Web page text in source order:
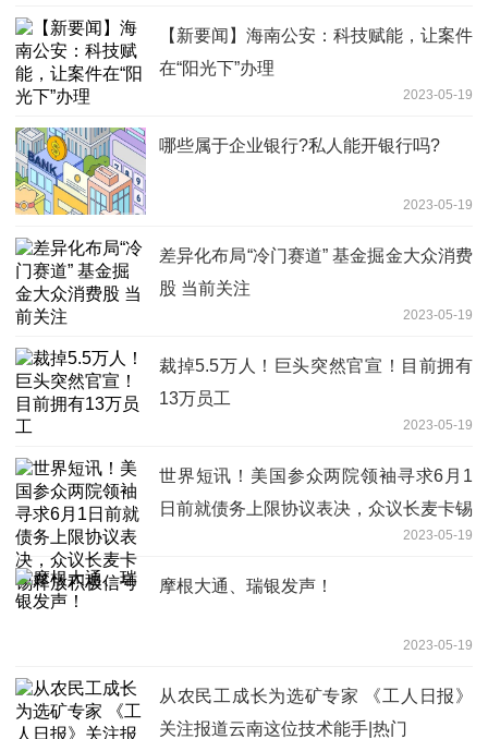
【新要闻】海南公安：科技赋能，让案件
在“阳光下”办理
2023-05-19
哪些属于​企业银行?私人能开银行吗?
2023-05-19
差异化布局“冷门赛道” 基金掘金大众消费
股 当前关注
2023-05-19
裁掉5.5万人！巨头突然官宣！目前拥有
13万员工
2023-05-19
世界短讯！美国参众两院领袖寻求6月1
日前就债务上限协议表决，众议长麦卡锡
2023-05-19
摩根大通、瑞银发声！
2023-05-19
从农民工成长为选矿专家 《工人日报》
关注报道云南这位技术能手|热门